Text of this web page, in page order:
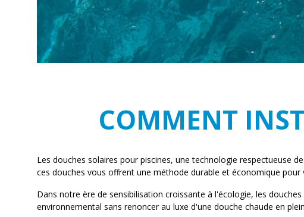
COMMENT
Les douches solaires pour piscines, une technologie respectueuse
ces douches vous offrent une méthode durable et économique
Dans notre ère de sensibilisation croissante à l'écologie, les
environnemental sans renoncer au luxe d'une douche chaude en